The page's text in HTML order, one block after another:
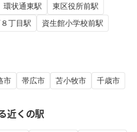
環状通東駅
東区役所前駅
丁目駅
資生館小学校前駅
市 帯広市 苫小牧市
千歳市
近くの駅